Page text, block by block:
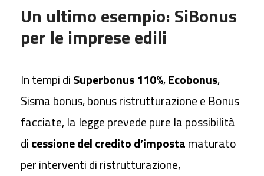
Un ultimo esempio: SiBonus
per le imprese edili
In tempi diSuperbonus 110%,Ecobonus,
Sisma bonus, bonus ristrutturazione e Bonus
facciate, la legge prevede pure la possibilità
dicessione delcredito d’impostamaturato
per interventi di ristrutturazione,